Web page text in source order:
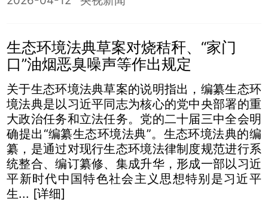
生态环境法典草案对烧秸秆、“家门
口”油烟恶臭噪声等作出规定
关于生态环境法典草案的说明指出，编纂生态环
境法典是以习近平同志为核心的党中央部署的重
大政治任务和立法任务。党的二十届三中全会明
确提出“编纂生态环境法典”。生态环境法典的编
纂，是通过对现行生态环境法律制度规范进行系
统整合、编订纂修、集成升华，形成一部以习近
平新时代中国特色社会主义思想特别是习近平
生... [详细]